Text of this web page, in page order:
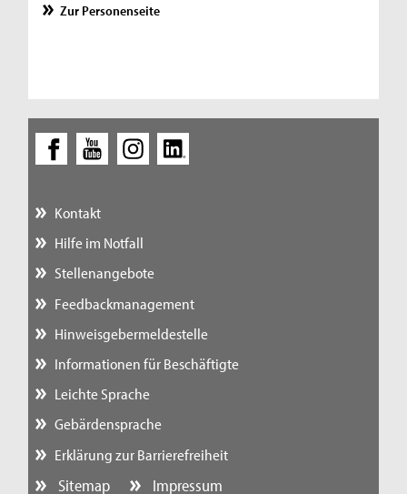
Zur Personenseite
Kontakt
Hilfe im Notfall
Stellenangebote
Feedbackmanagement
Hinweisgebermeldestelle
Informationen für Beschäftigte
Leichte Sprache
Gebärdensprache
Erklärung zur Barrierefreiheit
Sitemap Impressum